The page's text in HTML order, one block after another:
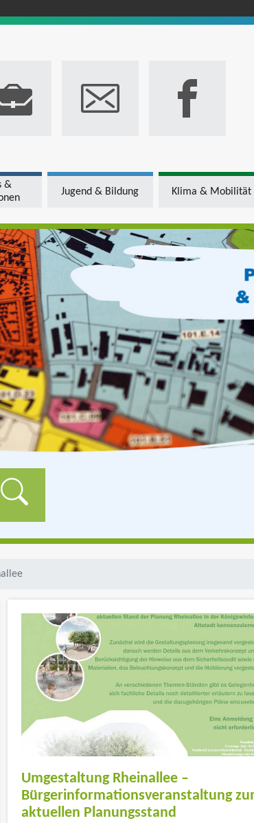
&
Jugend & Bildung Klima & Mobilität
Umgestaltung Rheinallee –
Bürgerinformationsveranstaltung
aktuellen Planungsstand